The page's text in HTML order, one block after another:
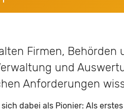
Firmen,
und
Anforderungen
sich dabei als Pionier: Als